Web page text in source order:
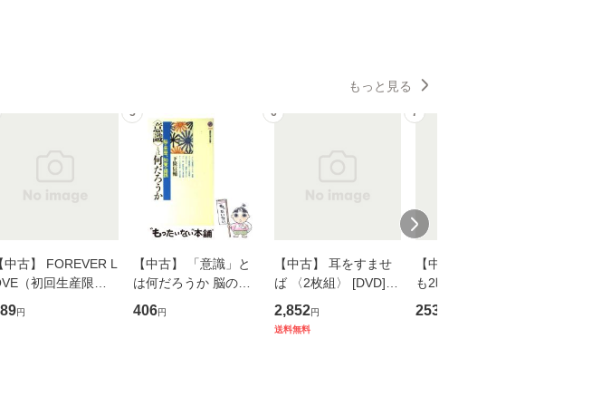
もっと見る
【中古】 FOREVER L
（初回生産限定
） / 清水翔太×加藤
ミリヤ / [CD]【メール
円
5
【中古】 「意識」と
は何だろうか 脳の来
歴、知覚の錯誤 （講
談社現代新書） / 下条
406円
6
【中古】 耳をすませ
ば 〈2枚組〉 [DVD] /
ブエナ・ビスタ・ホー
ム・エンターテイメン
2,852円
送料無料
7
【中古】 知識ゼロで
も2時間で決算書が読
めるようになる！ 会
253